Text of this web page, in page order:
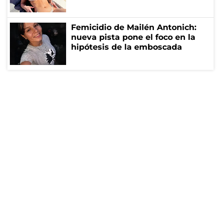
Femicidio de Mailén Antonich:
nueva pista pone el foco en la
hipótesis de la emboscada